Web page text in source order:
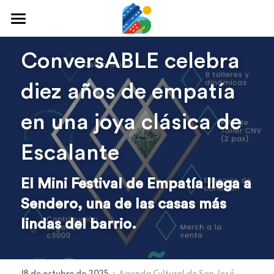
Home
Qué hacer
Arte y cultura
Cine y TV
Comida y tragos
Tours desde San José
Museos
Buscar
ConversABLE celebra
diez años de empatía
en una joya clásica de
Escalante
El Mini Festival de Empatía llega a
Sendero, una de las casas más
lindas del barrio.